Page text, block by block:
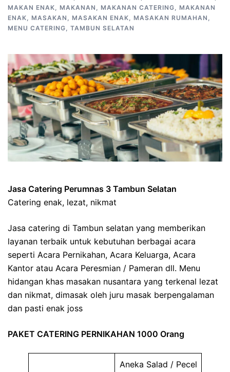
MAKAN ENAK, MAKANAN , MAKANAN CATERING, MAKANAN
ENAK, MASAKAN , MASAKAN ENAK, MASAKAN RUMAHAN ,
MENU CATERING, TAMBUN SELATAN
Jasa Catering Perumnas 3 Tambun Selatan
Catering enak, lezat, nikmat
Jasa catering di Tambun selatan yang memberikan
layanan terbaik untuk kebutuhan berbagai acara
seperti Acara Pernikahan, Acara Keluarga, Acara
Kantor atau Acara Peresmian / Pameran dll. Menu
hidangan khas masakan nusantara yang terkenal lezat
dan nikmat, dimasak oleh juru masak berpengalaman
dan pasti enak joss
PAKET CATERING PERNIKAHAN 1000 Orang
Aneka Salad / Pecel